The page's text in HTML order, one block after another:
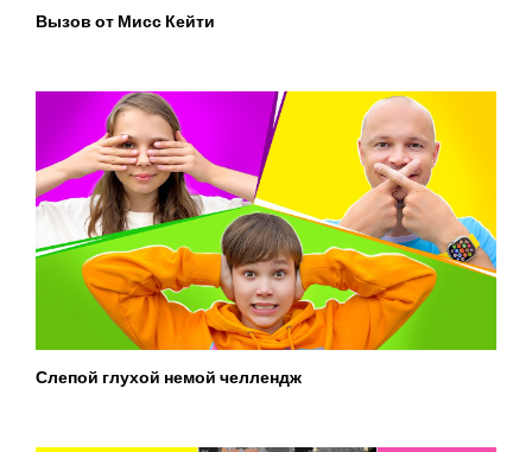
Вызов от Мисс Кейти
Слепой глухой немой челлендж